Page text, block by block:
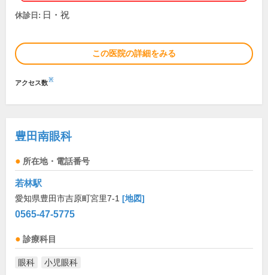
休診日: 日・祝
この医院の詳細をみる
アクセス数※
豊田南眼科
所在地・電話番号
若林駅
愛知県豊田市吉原町宮里7-1 [地図]
0565-47-5775
診療科目
眼科 小児眼科